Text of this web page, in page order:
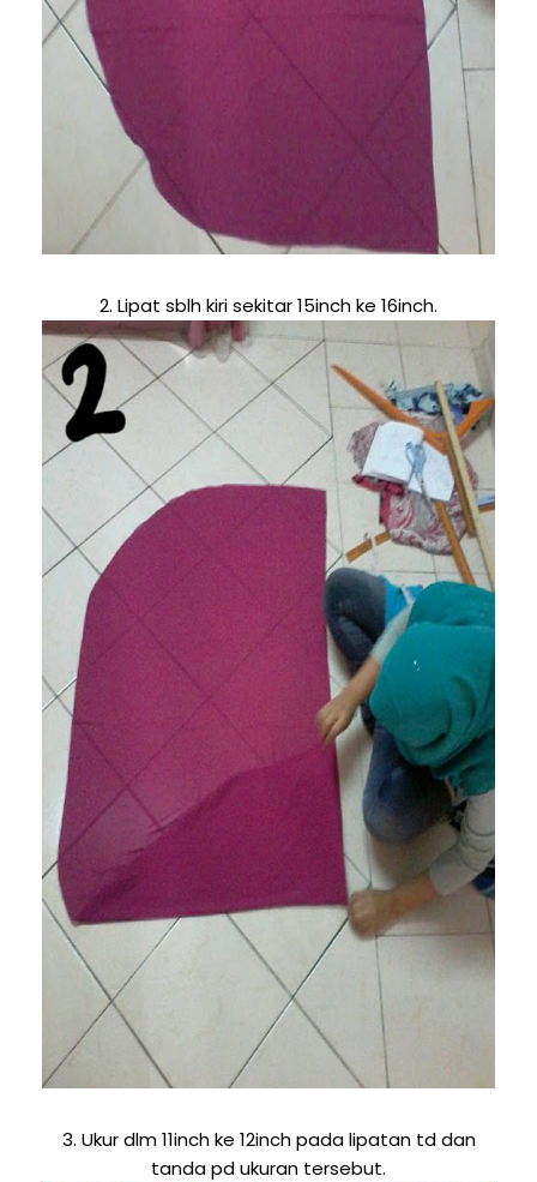
2. Lipat sblh kiri sekitar 15inch ke 16inch.
3. Ukur dlm 11inch ke 12inch pada lipatan td dan
tanda pd ukuran tersebut.